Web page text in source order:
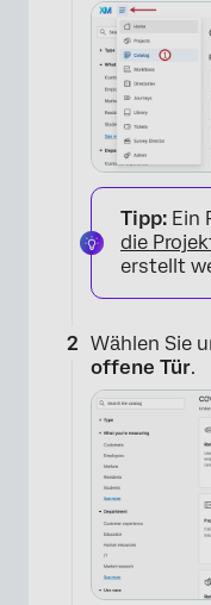
Tipp: Ein
die
erstellt
Wählen Sie
offene Tür.